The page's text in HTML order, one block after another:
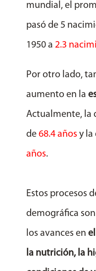
mundial, el
pasó de 5
1950 a2.3
Por otro lado,
aumento en la
Actualmente, la
de68.4 años y la
años.
Estos procesos
demográfica
losavances en
la nutrición, la